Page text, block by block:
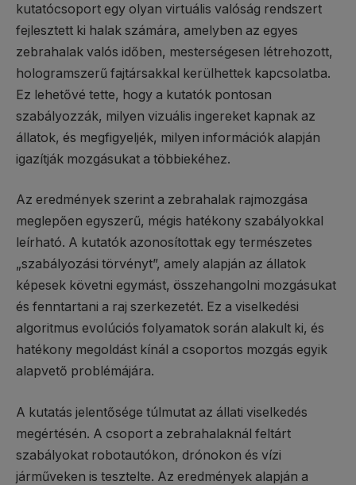
kutatócsoport egy olyan virtuális valóság rendszert
fejlesztett ki halak számára, amelyben az egyes
zebrahalak valós időben, mesterségesen létrehozott,
hologramszerű fajtársakkal kerülhettek kapcsolatba.
Ez lehetővé tette, hogy a kutatók pontosan
szabályozzák, milyen vizuális ingereket kapnak az
állatok, és megfigyeljék, milyen információk alapján
igazítják mozgásukat a többiekéhez.
Az eredmények szerint a zebrahalak rajmozgása
meglepően egyszerű, mégis hatékony szabályokkal
leírható. A kutatók azonosítottak egy természetes
„szabályozási törvényt”, amely alapján az állatok
képesek követni egymást, összehangolni mozgásukat
és fenntartani a raj szerkezetét. Ez a viselkedési
algoritmus evolúciós folyamatok során alakult ki, és
hatékony megoldást kínál a csoportos mozgás egyik
alapvető problémájára.
A kutatás jelentősége túlmutat az állati viselkedés
megértésén. A csoport a zebrahalaknál feltárt
szabályokat robotautókon, drónokon és vízi
járműveken is tesztelte. Az eredmények alapján a